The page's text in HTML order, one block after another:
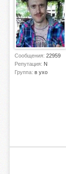
Сообщения: 22959
Репутация: N
Группа: в ухо